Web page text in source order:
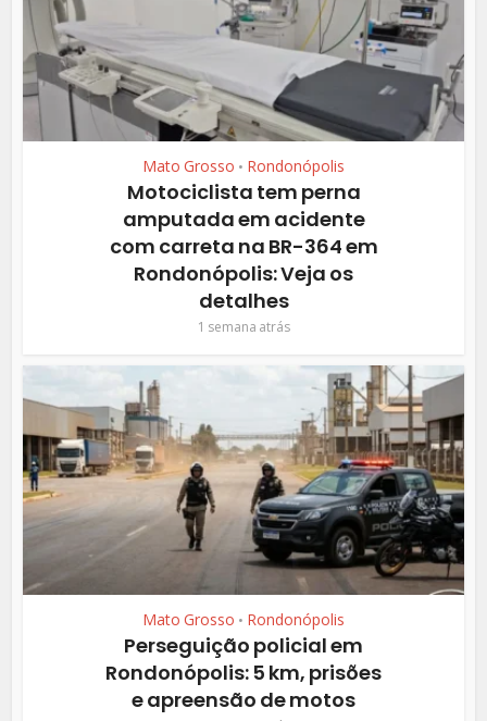
Mato Grosso • Rondonópolis
Motociclista tem perna
amputada em acidente
com carreta na BR-364 em
Rondonópolis: Veja os
detalhes
1 semana atrás
Mato Grosso • Rondonópolis
Perseguição policial em
Rondonópolis: 5 km, prisões
e apreensão de motos